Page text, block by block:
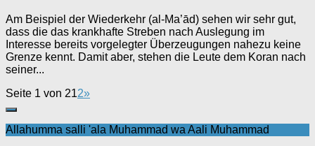
Am Beispiel der Wiederkehr (al-Ma’ād) sehen wir sehr gut,
dass die das krankhafte Streben nach Auslegung im
Interesse bereits vorgelegter Überzeugungen nahezu keine
Grenze kennt. Damit aber, stehen die Leute dem Koran nach
seiner...
Seite 1 von 212»
Allahumma salli 'ala Muhammad wa Aali Muhammad